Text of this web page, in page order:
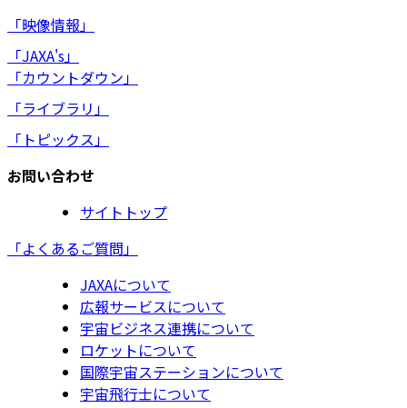
「映像情報」
「JAXA's」
「カウントダウン」
「ライブラリ」
「トピックス」
お問い合わせ
サイトトップ
「よくあるご質問」
JAXAについて
広報サービスについて
宇宙ビジネス連携について
ロケットについて
国際宇宙ステーションについて
宇宙飛行士について